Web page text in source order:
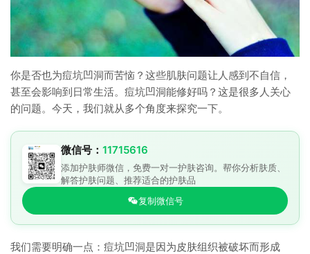
你是否也为痘坑凹洞而苦恼？这些肌肤问题让人感到不自信，
甚至会影响到日常生活。痘坑凹洞能修好吗？这是很多人关心
的问题。今天，我们就从多个角度来探究一下。
微信号： 11715616
添加护肤师微信，免费一对一护肤咨询。帮你分析肤质、
解答护肤问题、推荐适合的护肤品
复制微信号
我们需要明确一点：痘坑凹洞是因为皮肤组织被破坏而形成